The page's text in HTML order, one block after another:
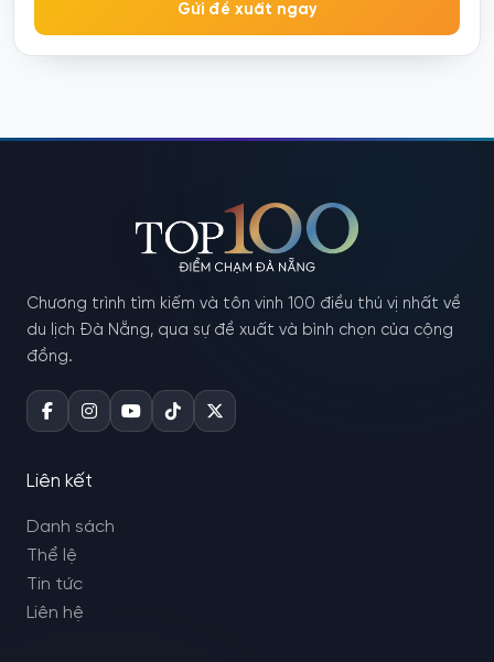
Gửi đề xuất ngay
Chương trình tìm kiếm và tôn vinh 100 điều thú vị nhất về
du lịch Đà Nẵng, qua sự đề xuất và bình chọn của cộng
đồng.
Liên kết
Danh sách
Thể lệ
Tin tức
Liên hệ